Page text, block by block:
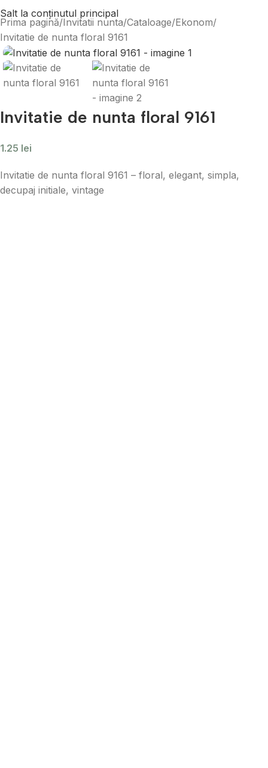
Salt la conținutul principal
Prima pagină Invitatii nunta Cataloage Ekonom
Invitatie de nunta floral 9161
Invitatie de nunta floral 9161
1.25 lei
Invitatie de nunta floral 9161 – floral, elegant, simpla,
decupaj initiale, vintage